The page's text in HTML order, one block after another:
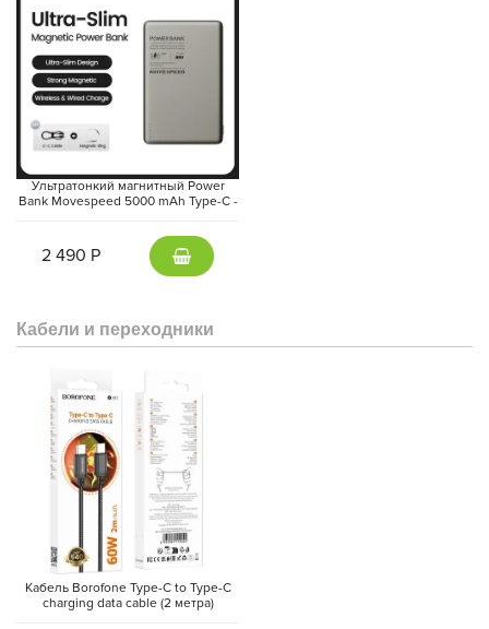
Магнит (1 шт.)
Кабель для зарядки USB-C (1 шт.)
Компактный чехол для переноски (1 шт.)
Ультратонкий магнитный Power
Bank Movespeed 5000 mAh Type-C -
2 490 Р
Кабели и переходники
Кабель Borofone Type-C to Type-C
charging data cable (2 метра)